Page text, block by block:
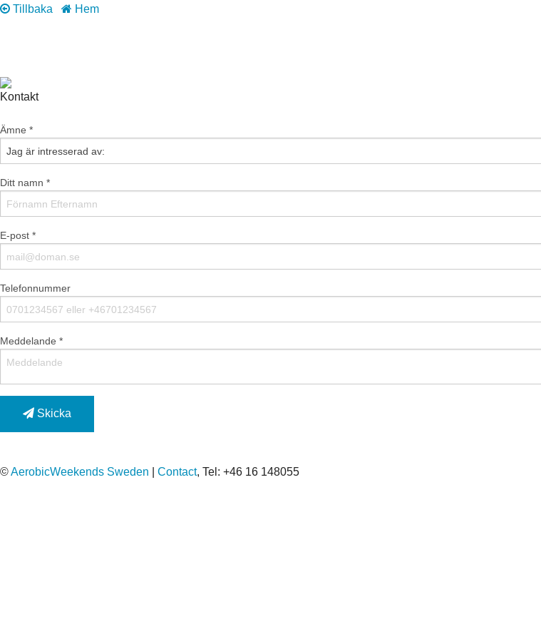
Tillbaka Hem
Kontakt
Ämne *
Ditt namn *
E-post *
Telefonnummer
Meddelande *
Skicka
©AerobicWeekends Sweden Contact, Tel: +46 16 148055